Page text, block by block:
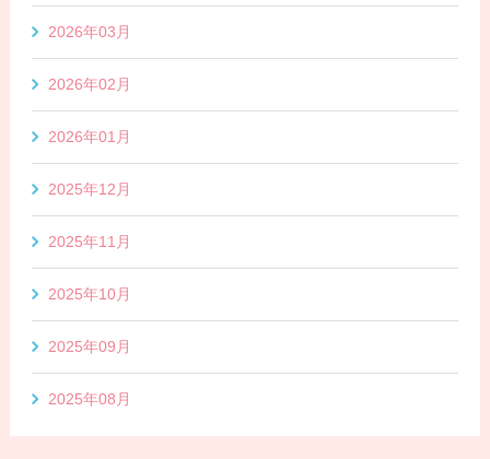
2026年03月
2026年02月
2026年01月
2025年12月
2025年11月
2025年10月
2025年09月
2025年08月